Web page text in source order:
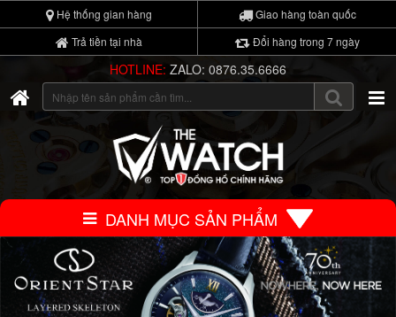
Hệ thống gian hàng
Giao hàng toàn quốc
Trả tiền tại nhà
Đổi hàng trong 7 ngày
HOTLINE: ZALO: 0876.35.6666
DANH MỤC SẢN PHẨM